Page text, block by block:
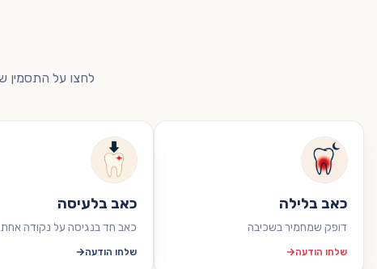
לחצו על התסמין
כאב בלילה
דופק שמחמיר בשכיבה
שלחו הודעה
כאב בלעיסה
כאב חד בנגיסה על נקודה אחת
שלחו הודעה